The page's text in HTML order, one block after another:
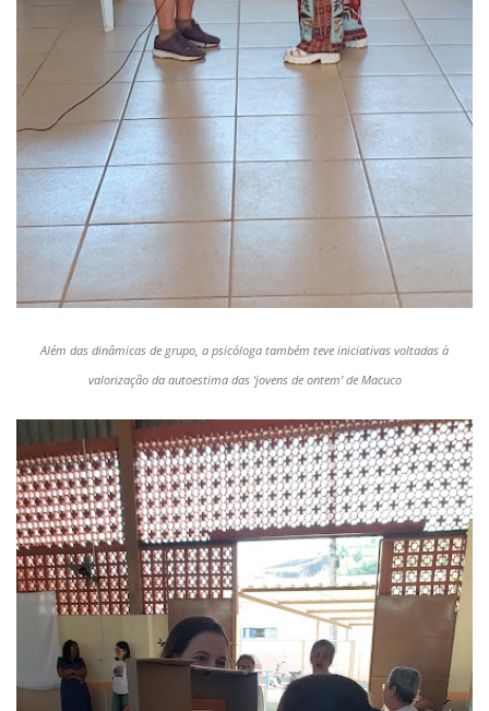
Além das dinâmicas de grupo, a psicóloga também teve iniciativas voltadas à
valorização da autoestima das ‘jovens de ontem’ de Macuco